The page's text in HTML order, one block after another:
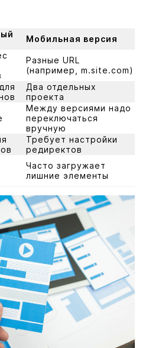
Мобильная версия
Разные URL
(например, m.site.com)
Два отдельных
проекта
Между версиями надо
переключаться
вручную
Требует настройки
редиректов
Часто загружает
лишние элементы